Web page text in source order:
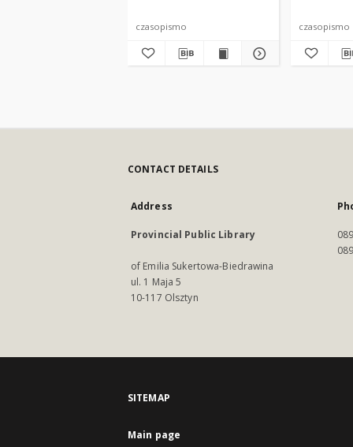
czasopismo czasopismo
CONTACT DETAILS
Address
Provincial Public Library
of Emilia Sukertowa-Biedrawina
ul. 1 Maja 5
10-117 Olsztyn
SITEMAP
Main page